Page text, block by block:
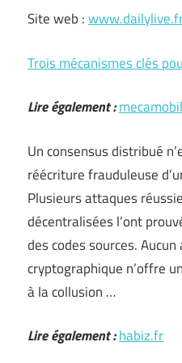
Site web :
Trois mécanismes clés
Lire également :
Un consensus distribué
réécriture frauduleuse
Plusieurs attaques
décentralisées l’ont
des codes sources.
cryptographique n’offre
à la collusion …
Lire également :habiz.fr